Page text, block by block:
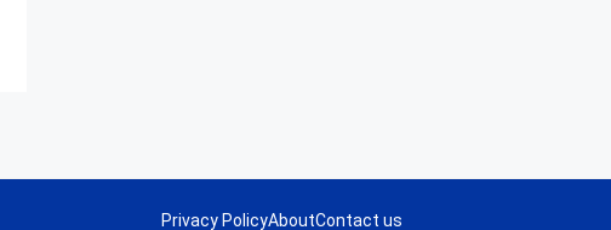
Privacy PolicyAboutContact us